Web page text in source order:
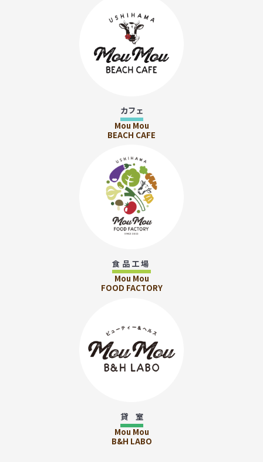
カフェ
Mou Mou
BEACH CAFE
食品工場
Mou Mou
FOOD FACTORY
貸 室
Mou Mou
B&H LABO